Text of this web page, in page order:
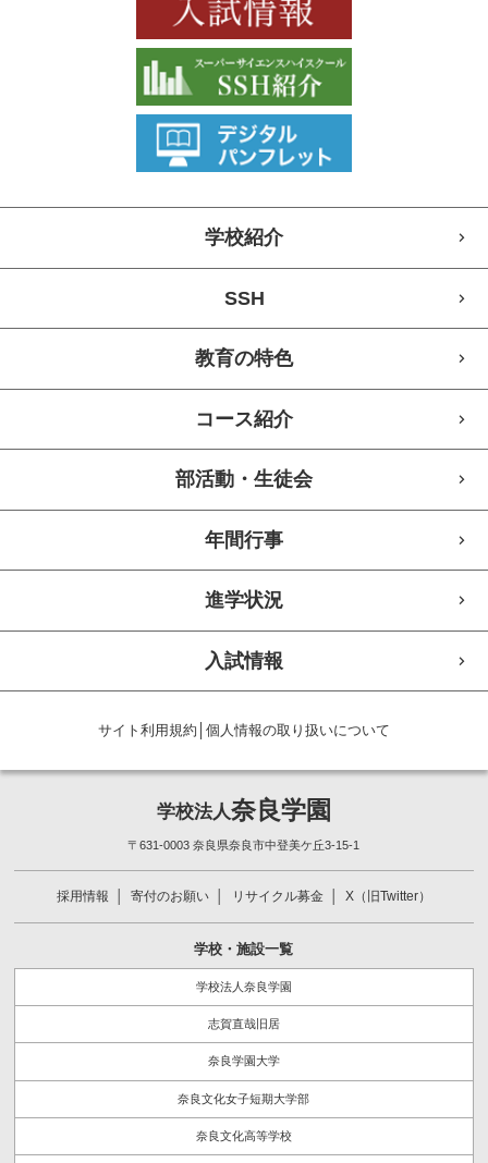
学校紹介
SSH
教育の特色
コース紹介
部活動・生徒会
年間行事
進学状況
入試情報
サイト利用規約 個人情報の取り扱いについて
学校法人奈良学園
〒631-0003 奈良県奈良市中登美ケ丘3-15-1
採用情報 寄付のお願い リサイクル募金 X（旧Twitter）
学校・施設一覧
学校法人奈良学園
志賀直哉旧居
奈良学園大学
奈良文化女子短期大学部
奈良文化高等学校